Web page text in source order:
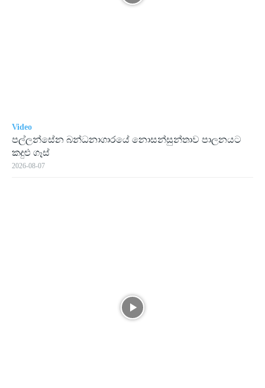
Video
පල්ලන්සේන බන්ධනාගාරයේ නොසන්සුන්තාව පාලනයට
කදුළු ගෑස්
2026-08-07